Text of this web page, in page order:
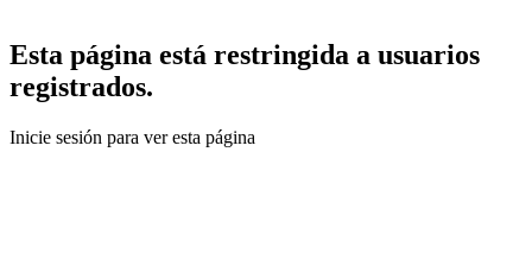
Esta página está restringida a usuarios
registrados.
Inicie sesión para ver esta página